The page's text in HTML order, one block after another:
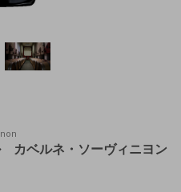
カベルネ・ソーヴィニヨン